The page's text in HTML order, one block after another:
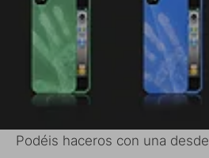
Podéis haceros con una desde